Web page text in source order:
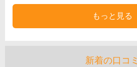
もっと見る
新着の口コミ